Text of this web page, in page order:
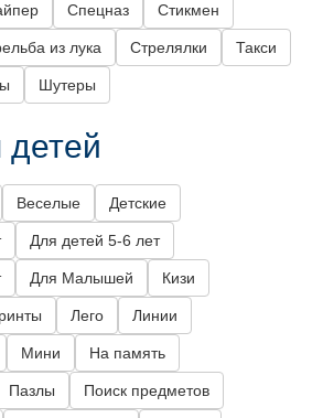
Спецназ Стикмен
из лука Стрелялки Такси
Шутеры
Веселые Детские
Для детей 5-6 лет
Для Малышей Кизи
Лего Линии
Мини На память
Пазлы Поиск предметов